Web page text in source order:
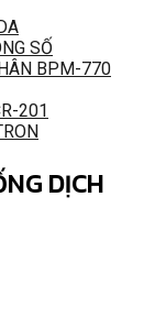
SỐ
BPM-770
201
DỊCH